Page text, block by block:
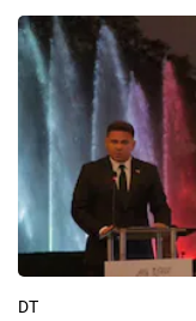
DT